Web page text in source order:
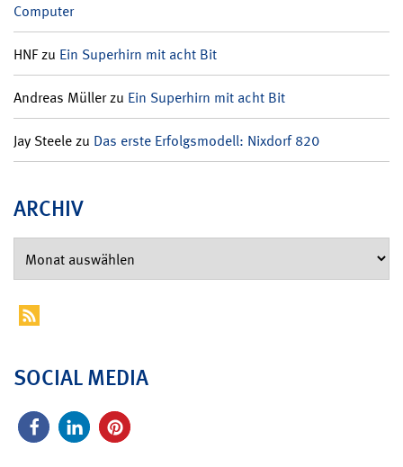
Computer
HNFzu Ein Superhirn mit acht Bit
Andreas Müllerzu Ein Superhirn mit acht Bit
Jay Steelezu Das erste Erfolgsmodell: Nixdorf 820
ARCHIV
SOCIAL MEDIA